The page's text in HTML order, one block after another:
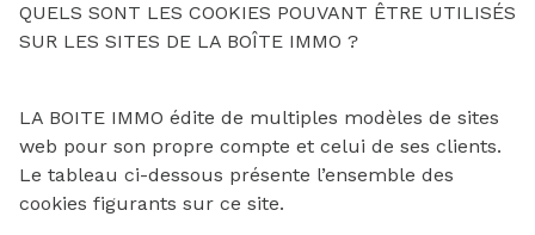
QUELS SONT LES COOKIES POUVANT ÊTRE UTILISÉS
SUR LES SITES DE LA BOÎTE IMMO ?
LA BOITE IMMO édite de multiples modèles de sites
web pour son propre compte et celui de ses clients.
Le tableau ci-dessous présente l’ensemble des
cookies figurants sur ce site.